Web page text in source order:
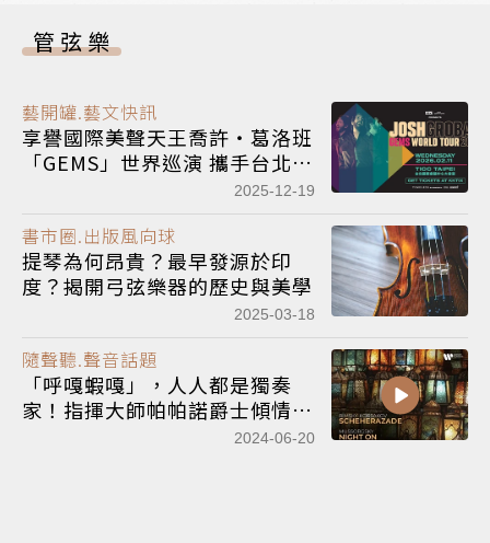
管弦樂
藝開罐.藝文快訊
享譽國際美聲天王喬許・葛洛班
「GEMS」世界巡演 攜手台北愛
2025-12-19
書市圈.出版風向球
提琴為何昂貴？最早發源於印
度？揭開弓弦樂器的歷史與美學
2025-03-18
隨聲聽.聲音話題
「呼嘎蝦嘎」，人人都是獨奏
家！指揮大師帕帕諾爵士傾情演
出兩部俄羅斯浪漫神秘經典2024-06-20